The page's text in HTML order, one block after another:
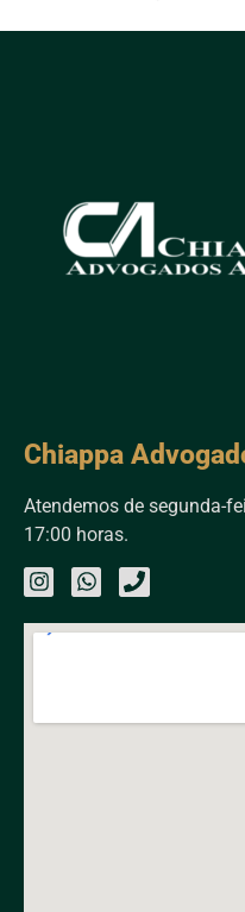
Chiappa
Atendemos de segunda-
17:00 horas.